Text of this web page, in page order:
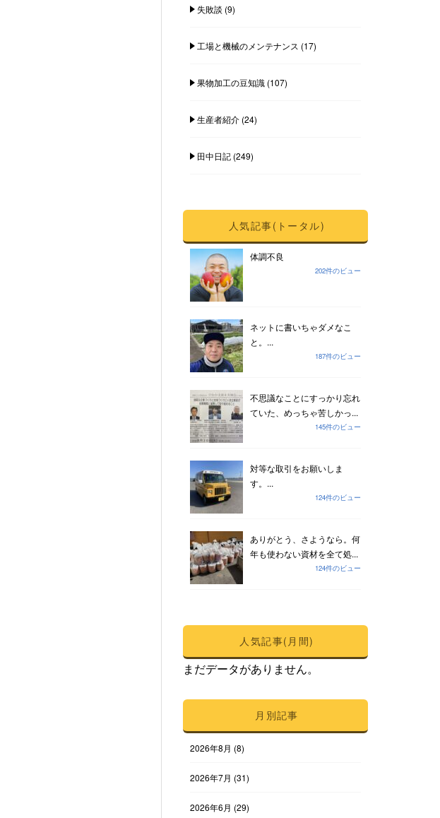
失敗談 (9)
工場と機械のメンテナンス (17)
果物加工の豆知識(107)
生産者紹介(24)
田中日記(249)
人気記事(トータル)
体調不良
202件のビュー
ネットに書いちゃダメなこ
と。...
187件のビュー
不思議なことにすっかり忘れ
ていた、めっちゃ苦しかっ...
145件のビュー
対等な取引をお願いしま
す。...
124件のビュー
ありがとう、さようなら。何
年も使わない資材を全て処...
124件のビュー
人気記事(月間)
まだデータがありません。
月別記事
2026年8月 (8)
2026年7月 (31)
2026年6月 (29)